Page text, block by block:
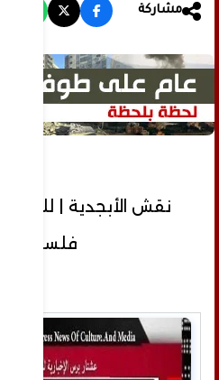
مشاركة
نقش الأبجدية |
فلسطين